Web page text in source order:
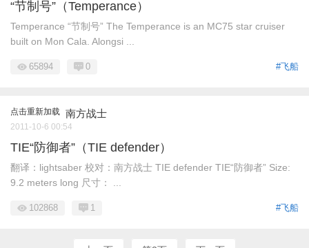
“节制号”（Temperance）
Temperance “节制号” The Temperance is an MC75 star cruiser
built on Mon Cala. Alongsi ...
#飞船
65894 0
点击重新加载 南方战士
2011-10-6 00:54
TIE“防御者”（TIE defender）
翻译：lightsaber 校对：南方战士 TIE defender TIE“防御者” Size:
9.2 meters long 尺寸： ...
#飞船
102868 1